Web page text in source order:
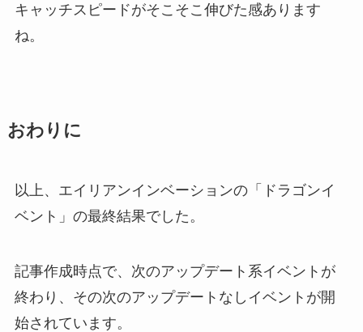
キャッチスピードがそこそこ伸びた感あります
ね。
おわりに
以上、エイリアンインベーションの「ドラゴンイ
ベント」の最終結果でした。
記事作成時点で、次のアップデート系イベントが
終わり、その次のアップデートなしイベントが開
始されています。